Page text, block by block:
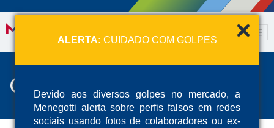
ALERTA: CUIDADO COM GOLPES
Devido aos diversos golpes no mercado, a
Menegotti alerta sobre perfis falsos em redes
sociais usando fotos de colaboradores ou ex-
Contacto